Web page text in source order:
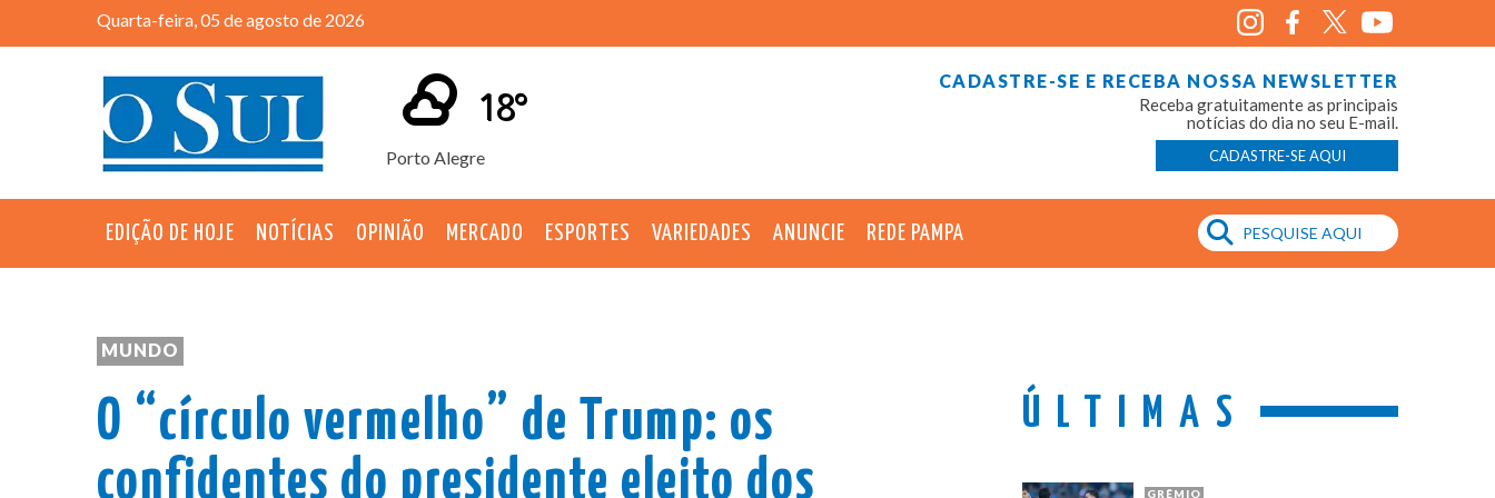
Quarta-feira, 05 de agosto de 2026
Porto Alegre
18°
CADASTRE-SE E RECEBA NOSSA NEWSLETTER
Receba gratuitamente as principais
notícias do dia no seu E-mail.
CADASTRE-SE AQUI
EDIÇÃO DE HOJE NOTÍCIAS OPINIÃO MERCADO ESPORTES VARIEDADES ANUNCIE REDE PAMPA
MUNDO
O “círculo vermelho” de Trump: os
confidentes do presidente eleito dos
ÚLTIMAS
GRÊMIO